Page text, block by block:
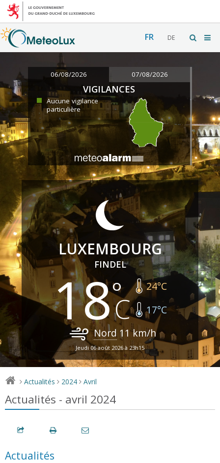
FR DE
06/08/2026 07/08/2026
VIGILANCES
Aucune vigilance
particulière
LUXEMBOURG
FINDEL
18 24°C
17°C
Nord 11km/h
Jeudi 06 août 2026 à 23h15
> Actualités > 2024 > Avril
Actualités - avril 2024
Actualités